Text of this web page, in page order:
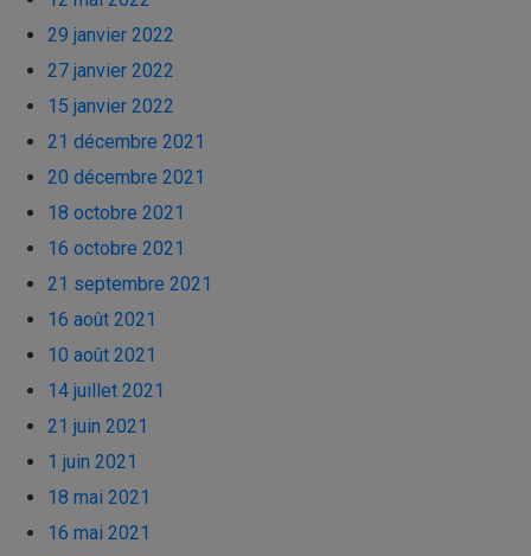
29 janvier 2022
27 janvier 2022
15 janvier 2022
21 décembre 2021
20 décembre 2021
18 octobre 2021
16 octobre 2021
21 septembre 2021
16 août 2021
10 août 2021
14 juillet 2021
21 juin 2021
1 juin 2021
18 mai 2021
16 mai 2021